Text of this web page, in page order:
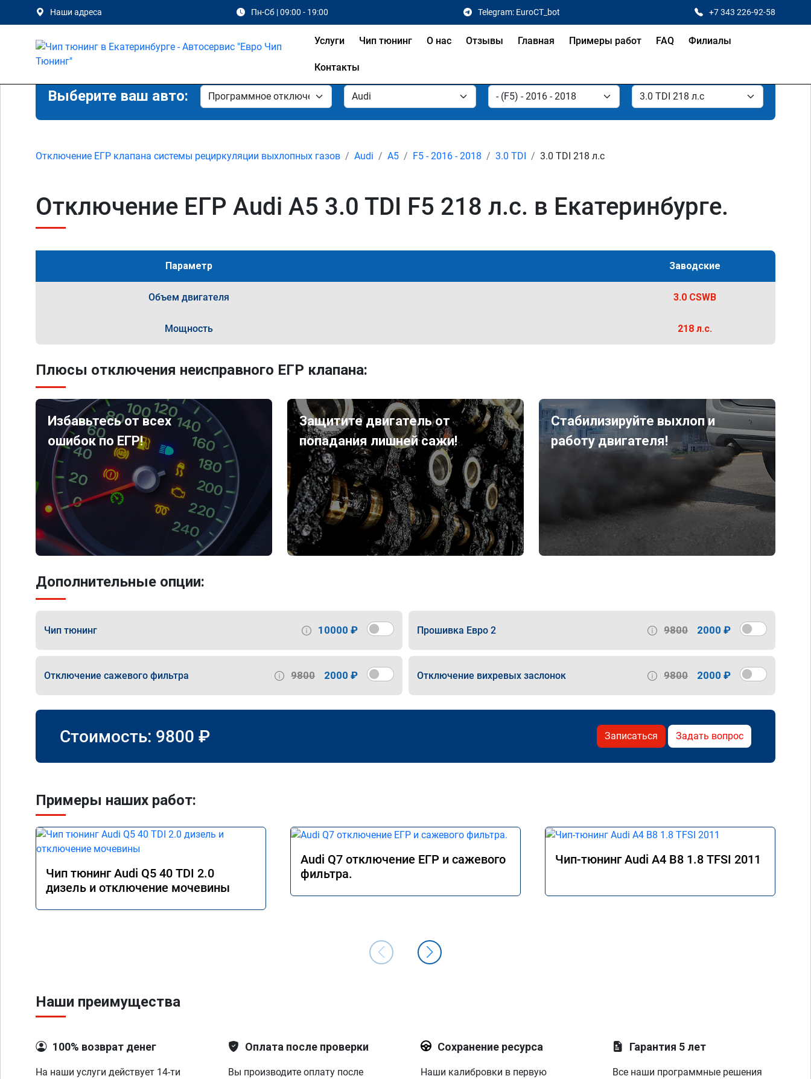
Наши адреса Пн-Сб | 09:00 - 19:00 Telegram: EuroCT_bot +7 343 226-92-58
Услуги Чип тюнинг О нас Отзывы Главная Примеры работ FAQ Филиалы
Контакты
Выберите ваш авто:
Отключение ЕГР клапана системы рециркуляции выхлопных газов Audi A5 F5 - 2016 - 2018 3.0 TDI 3.0 TDI 218 л.с
Отключение ЕГР Audi A5 3.0 TDI F5 218 л.с. в Екатеринбурге.
Параметр Заводские
Объем двигателя 3.0 CSWB
Мощность 218 л.с.
Плюсы отключения неисправного ЕГР клапана:
Избавьтесь от всех
ошибок по ЕГР!
Защитите двигатель от
попадания лишней сажи!
Стабилизируйте выхлоп и
работу двигателя!
Дополнительные опции:
Чип тюнинг 10000 ₽ Прошивка Евро 2 9800 2000 ₽
Отключение сажевого фильтра 9800 2000 ₽ Отключение вихревых заслонок 9800 2000 ₽
Стоимость: 9800 ₽ Записаться Задать вопрос
Примеры наших работ:
Чип тюнинг Audi Q5 40 TDI 2.0
дизель и отключение мочевины
Audi Q7 отключение ЕГР и сажевого
фильтра.
Чип-тюнинг Audi A4 B8 1.8 TFSI 2011
Наши преимущества
100% возврат денег
На наши услуги действует 14-ти
Оплата после проверки
Вы производите оплату после
Сохранение ресурса
Наши калибровки в первую
Гарантия 5 лет
Все наши программные решения